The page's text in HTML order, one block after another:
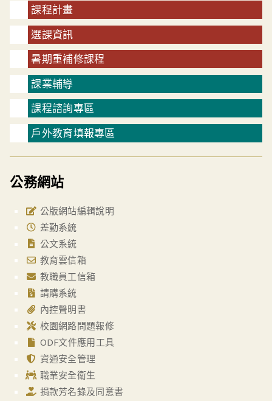
課程計畫
選課資訊
暑期重補修課程
課業輔導
課程諮詢專區
戶外教育填報專區
公務網站
公版網站編輯說明
差勤系統
公文系統
教育雲信箱
教職員工信箱
請購系統
內控聲明書
校園網路問題報修
ODF文件應用工具
資通安全管理
職業安全衛生
捐款芳名錄及同意書